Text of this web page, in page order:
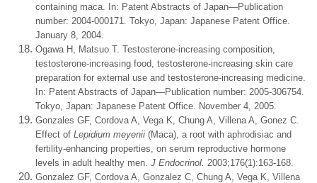
containing maca. In: Patent Abstracts of Japan—Publication
number: 2004-000171. Tokyo, Japan: Japanese Patent Office.
January 8, 2004.
Ogawa H, Matsuo T. Testosterone-increasing composition,
testosterone-increasing food, testosterone-increasing skin care
preparation for external use and testosterone-increasing medicine.
In: Patent Abstracts of Japan—Publication number: 2005-306754.
Tokyo, Japan: Japanese Patent Office. November 4, 2005.
Gonzales GF, Cordova A, Vega K, Chung A, Villena A, Gonez C.
Effect of Lepidium meyenii (Maca), a root with aphrodisiac and
fertility-enhancing properties, on serum reproductive hormone
levels in adult healthy men. J Endocrinol. 2003;176(1):163-168.
Gonzalez GF, Cordova A, Gonzalez C, Chung A, Vega K, Villena